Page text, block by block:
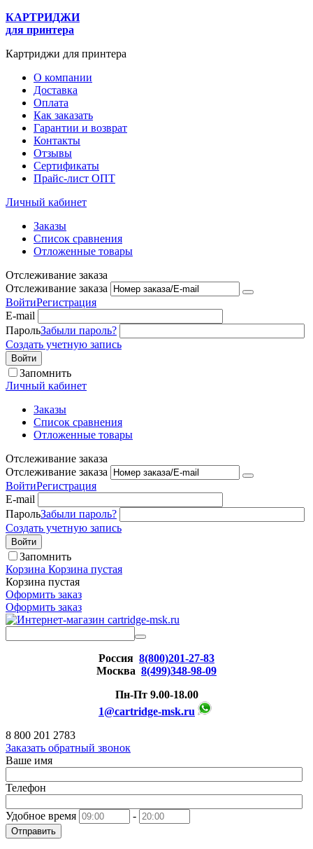
КАРТРИДЖИ
для принтера
Картриджи для принтера
О компании
Доставка
Оплата
Как заказать
Гарантии и возврат
Контакты
Отзывы
Сертификаты
Прайс-лист ОПТ
Личный кабинет
Заказы
Список сравнения
Отложенные товары
Отслеживание заказа
Отслеживание заказа
ВойтиРегистрация
E-mail
ПарольЗабыли пароль?
Создать учетную запись
Войти
Запомнить
Личный кабинет
Заказы
Список сравнения
Отложенные товары
Отслеживание заказа
Отслеживание заказа
ВойтиРегистрация
E-mail
ПарольЗабыли пароль?
Создать учетную запись
Войти
Запомнить
Корзина Корзина пустая
Корзина пустая
Оформить заказ
Оформить заказ
Россия 8(800)201-27-83
Москва 8(499)348-98-09
Пн-Пт 9.00-18.00
1@cartridge-msk.ru
8 800 201 2783
Заказать обратный звонок
Ваше имя
Телефон
Удобное время -
Отправить